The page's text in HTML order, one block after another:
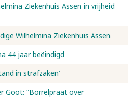
Ziekenhuis Assen in vrijheid
Wilhelmina Ziekenhuis Assen
44 jaar beëindigd
in strafzaken’
Goot: “Borrelpraat over